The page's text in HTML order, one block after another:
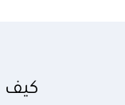
كيف